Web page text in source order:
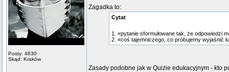
Posty: 4630
Skąd: Kraków
Zagadka to:
Cytat
1. «pytanie sformułowane tak, że odpowiedzi
2. «coś tajemniczego, co próbujemy wyjaśnić
Zasady podobne jak w Quizie edukacyjnym - kto